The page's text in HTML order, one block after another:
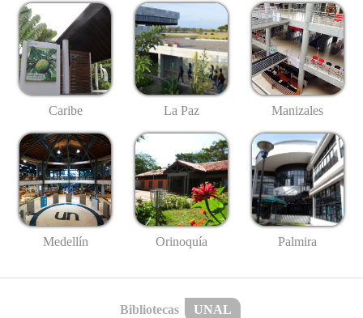
Caribe La Paz Manizales
Medellín Orinoquía Palmira
Bibliotecas UNAL